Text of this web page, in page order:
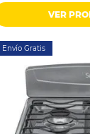
VER
Envío Gratis